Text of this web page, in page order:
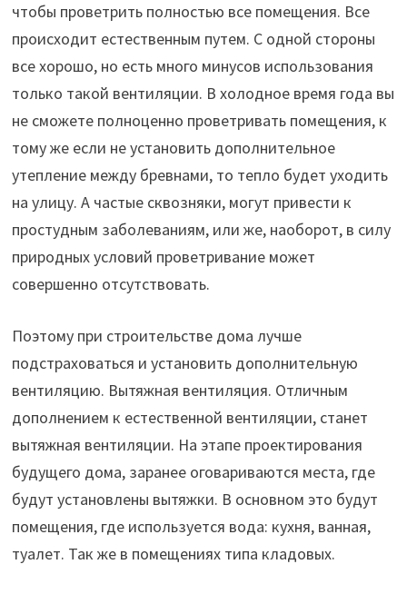
чтобы проветрить полностью все помещения. Все
происходит естественным путем. С одной стороны
все хорошо, но есть много минусов использования
только такой вентиляции. В холодное время года вы
не сможете полноценно проветривать помещения, к
тому же если не установить дополнительное
утепление между бревнами, то тепло будет уходить
на улицу. А частые сквозняки, могут привести к
простудным заболеваниям, или же, наоборот, в силу
природных условий проветривание может
совершенно отсутствовать.
Поэтому при строительстве дома лучше
подстраховаться и установить дополнительную
вентиляцию. Вытяжная вентиляция. Отличным
дополнением к естественной вентиляции, станет
вытяжная вентиляции. На этапе проектирования
будущего дома, заранее оговариваются места, где
будут установлены вытяжки. В основном это будут
помещения, где используется вода: кухня, ванная,
туалет. Так же в помещениях типа кладовых.